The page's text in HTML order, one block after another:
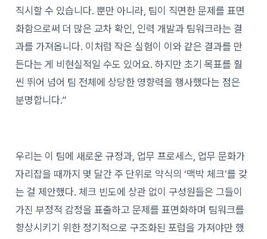
직시할 수 있습니다. 뿐만 아니라, 팀이 직면한 문제를 표면
화함으로써 더 많은 교차 확인, 인력 개발과 팀워크라는 결
과를 가져옵니다. 이처럼 작은 실험이 이와 같은 결과를 만
든다는 게 비현실적일 수도 있어요. 하지만 초기 목표를 훨
씬 뛰어 넘어 팀 전체에 상당한 영향력을 행사했다는 점은
분명합니다.”
우리는 이 팀에 새로운 규정과, 업무 프로세스, 업무 문화가
자리잡을 때까지 몇 달간 주 단위로 약식의 ‘맥박 체크’를 갖
는 걸 제안했다. 체크 빈도에 상관 없이 구성원들은 그들이
가진 부정적 감정을 표출하고 문제를 표면화하며 팀워크를
향상시키기 위한 정기적으로 구조화된 포럼을 가져야만 했